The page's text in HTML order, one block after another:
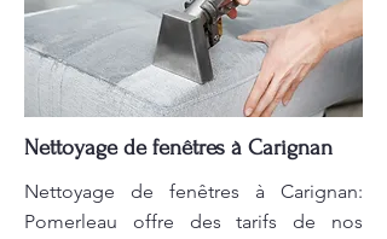
Nettoyage de fenêtres à Carignan
Nettoyage de fenêtres à Carignan:
Pomerleau offre des tarifs de nos